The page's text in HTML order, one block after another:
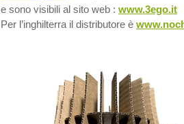
e sono visibili al sito web : www.3ego.it
Per l’inghilterra il distributore è